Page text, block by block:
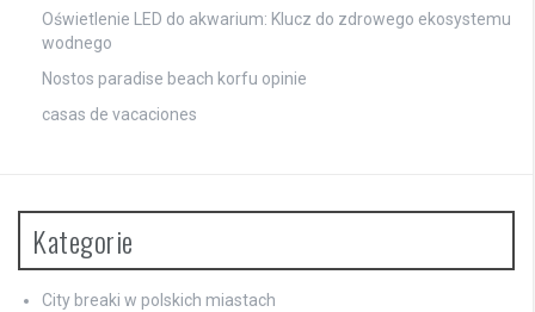
Oświetlenie LED do akwarium: Klucz do zdrowego ekosystemu
wodnego
Nostos paradise beach korfu opinie
casas de vacaciones
Kategorie
City breaki w polskich miastach